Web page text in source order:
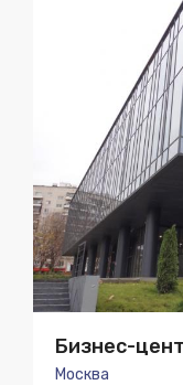
Бизнес-
Москва